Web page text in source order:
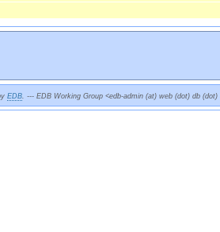
EDB. --- EDB Working Group <edb-admin (at) web (dot) db